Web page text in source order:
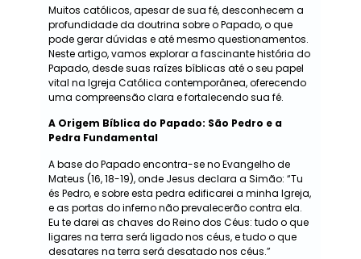
Muitos católicos, apesar de sua fé, desconhecem a
profundidade da doutrina sobre o Papado, o que
pode gerar dúvidas e até mesmo questionamentos.
Neste artigo, vamos explorar a fascinante história do
Papado, desde suas raízes bíblicas até o seu papel
vital na Igreja Católica contemporânea, oferecendo
uma compreensão clara e fortalecendo sua fé.
A Origem Bíblica do Papado: São Pedro e a
Pedra Fundamental
A base do Papado encontra-se no Evangelho de
Mateus (16, 18-19), onde Jesus declara a Simão: “Tu
és Pedro, e sobre esta pedra edificarei a minha Igreja,
e as portas do inferno não prevalecerão contra ela.
Eu te darei as chaves do Reino dos Céus: tudo o que
ligares na terra será ligado nos céus, e tudo o que
desatares na terra será desatado nos céus.”